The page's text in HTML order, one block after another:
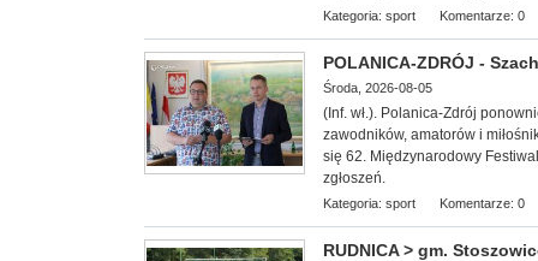
Kategoria: sport Komentarze: 0
POLANICA-ZDRÓJ -
Środa, 2026-08-05
(Inf. wł.). Polanica-Zdrój
zawodników, amatorów i
się 62. Międzynarodowy
zgłoszeń.
Kategoria: sport Komentarze: 0
RUDNICA > gm.